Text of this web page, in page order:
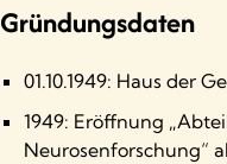
Gründungsdaten
01.10.1949: Haus der
1949: Eröffnung
Neurosenforschung“